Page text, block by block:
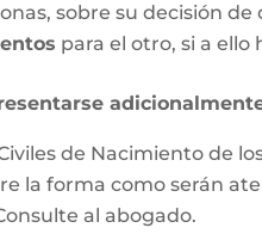
sobre su decisión
para el otro, si a ello
de Nacimiento de
la forma como serán
al abogado.